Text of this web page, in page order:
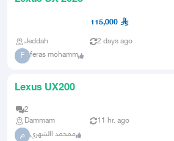
115,000
Jeddah 2 days ago
F feras mohamm
Lexus UX200
2
Dammam
11 hr. ago
م ممحمد االشهري